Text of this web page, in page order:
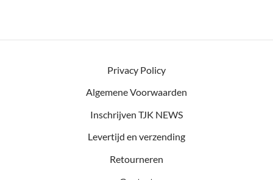
Privacy Policy
Algemene Voorwaarden
Inschrijven TJK NEWS
Levertijd en verzending
Retourneren